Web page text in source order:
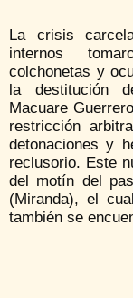
La crisis
internos
colchonetas y
la destitución
Macuare
restricción
detonaciones y
reclusorio. Este
del motín del
(Miranda), el
también se